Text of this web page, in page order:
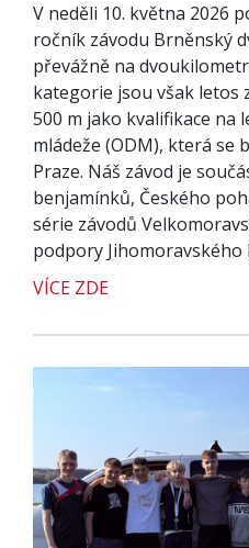
V neděli 10. května 2026
ročník závodu Brněnský
převážně na
kategorie jsou však letos
500 m jako kvalifikace na
mládeže (ODM), která se
Praze. Náš závod je
benjamínků, Českého
série závodů
podpory Jihomoravského
VÍCE ZDE